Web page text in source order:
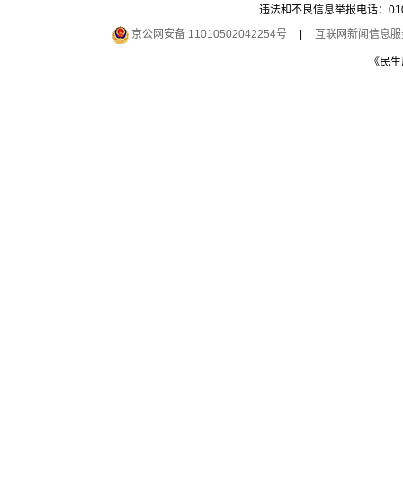
违法和不良信息举报电话：
京公网安备 11010502042254号
互联网新闻信息
《民